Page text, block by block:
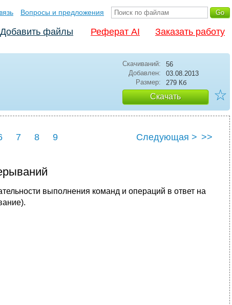
Вопросы и предложения
Добавить файлы Реферат AI Заказать работу
Скачиваний:
56
Добавлен:
03.08.2013
Размер:
279 Кб
Скачать ☆
7 8 9 Следующая > >>
выполнения команд и операций в ответ на